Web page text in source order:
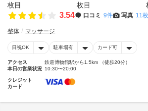
3.54 口コミ 9件 写真 11枚
整体 マッサージ
日祝OK 駐車場有 カード可
アクセス
鉄道博物館駅から1.5km （徒歩20分）
本日の営業状況 10:30〜20:00
クレジット
カード